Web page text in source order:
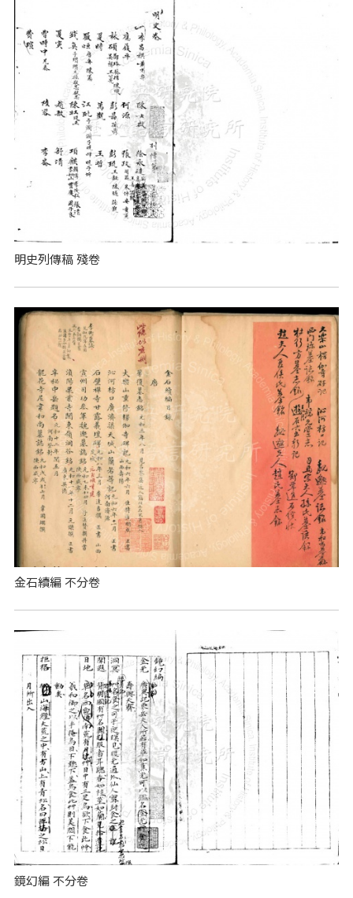
明史列傳稿 殘卷
金石續編 不分卷
鏡幻編 不分卷